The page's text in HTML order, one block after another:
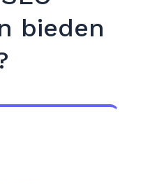
bieden